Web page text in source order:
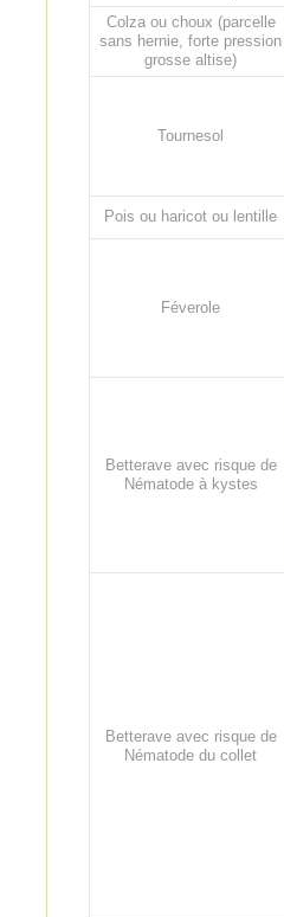
Colza ou choux (parcelle
sans hernie, forte pression
grosse altise)
Tournesol
Pois ou haricot ou lentille
Féverole
Betterave avec risque de
Nématode à kystes
Betterave avec risque de
Nématode du collet